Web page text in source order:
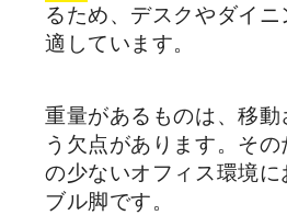
るため、デスクやダイ
適しています。
重量があるものは、移
う欠点があります。その
の少ないオフィス環境
ブル脚です。